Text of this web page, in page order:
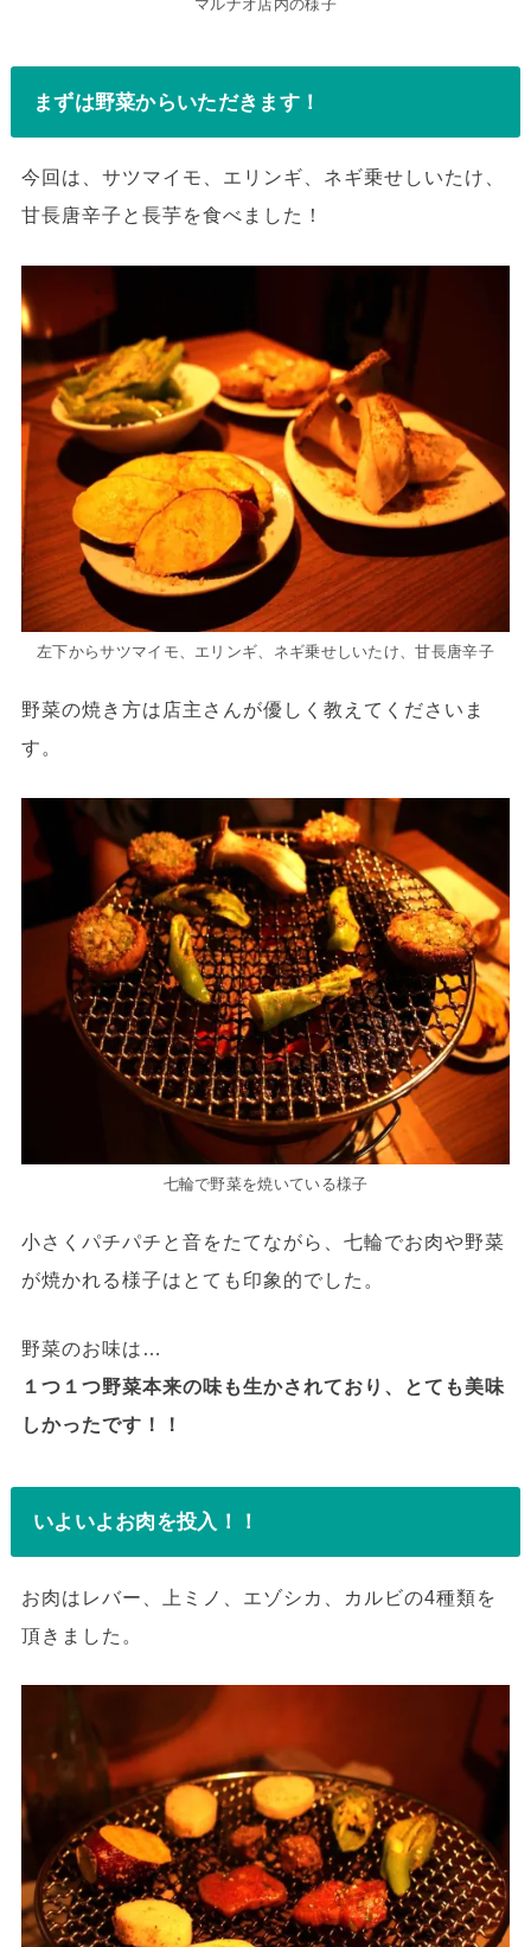
マルナオ店内の様子
まずは野菜からいただきます！
今回は、サツマイモ、エリンギ、ネギ乗せしいたけ、
甘長唐辛子と長芋を食べました！
左下からサツマイモ、エリンギ、ネギ乗せしいたけ、甘長唐辛子
野菜の焼き方は店主さんが優しく教えてくださいま
す。
七輪で野菜を焼いている様子
小さくパチパチと音をたてながら、七輪でお肉や野菜
が焼かれる様子はとても印象的でした。
野菜のお味は…
１つ１つ野菜本来の味も生かされており、とても美味
しかったです！！
いよいよお肉を投入！！
お肉はレバー、上ミノ、エゾシカ、カルビの4種類を
頂きました。